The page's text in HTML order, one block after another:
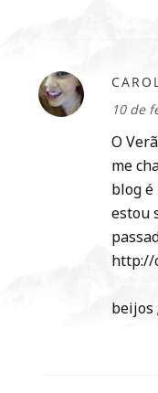
10 de
O
me
blog
estou
http://
beijos